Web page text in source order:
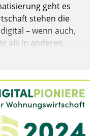
geht es
stehen die
– wenn auch,
als in anderen